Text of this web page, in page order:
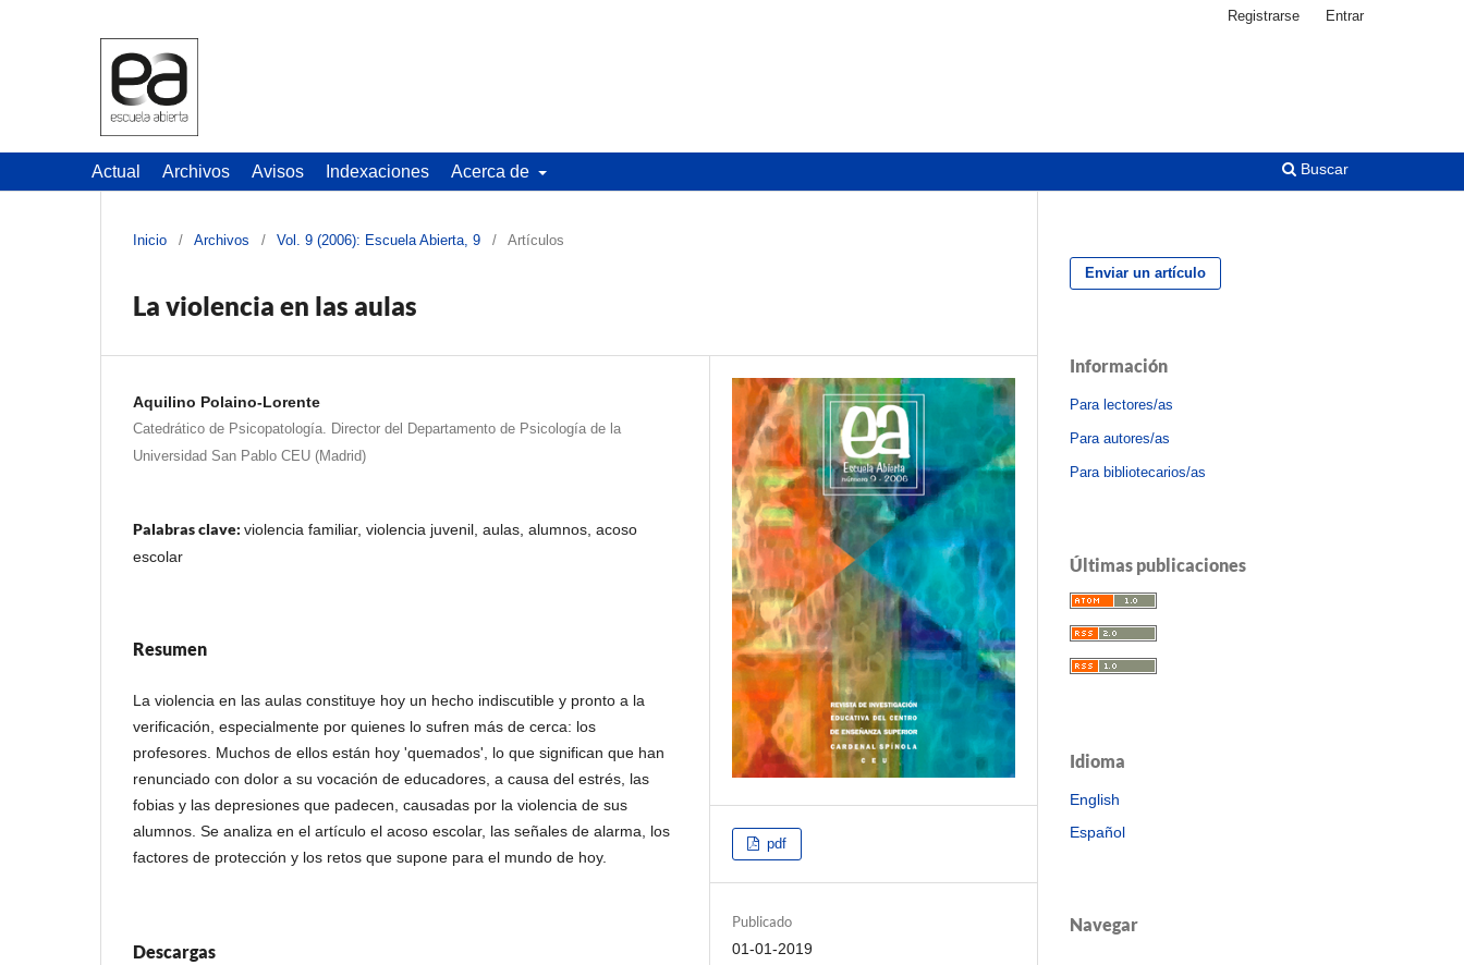
Actual Archivos Avisos Indexaciones Acerca de Buscar
Registrarse Entrar
Inicio / Archivos / Vol. 9 (2006): Escuela Abierta, 9 / Artículos
La violencia en las aulas
Aquilino Polaino-Lorente
Catedrático de Psicopatología. Director del Departamento de Psicología de la
Universidad San Pablo CEU (Madrid)
Palabras clave: violencia familiar, violencia juvenil, aulas, alumnos, acoso
escolar
Resumen
La violencia en las aulas constituye hoy un hecho indiscutible y pronto a la
verificación, especialmente por quienes lo sufren más de cerca: los
profesores. Muchos de ellos están hoy 'quemados', lo que significan que han
renunciado con dolor a su vocación de educadores, a causa del estrés, las
fobias y las depresiones que padecen, causadas por la violencia de sus
alumnos. Se analiza en el artículo el acoso escolar, las señales de alarma, los
factores de protección y los retos que supone para el mundo de hoy.
Descargas
pdf
Publicado
01-01-2019
Enviar un artículo
Información
Para lectores/as
Para autores/as
Para bibliotecarios/as
Últimas publicaciones
Idioma
English
Español
Navegar